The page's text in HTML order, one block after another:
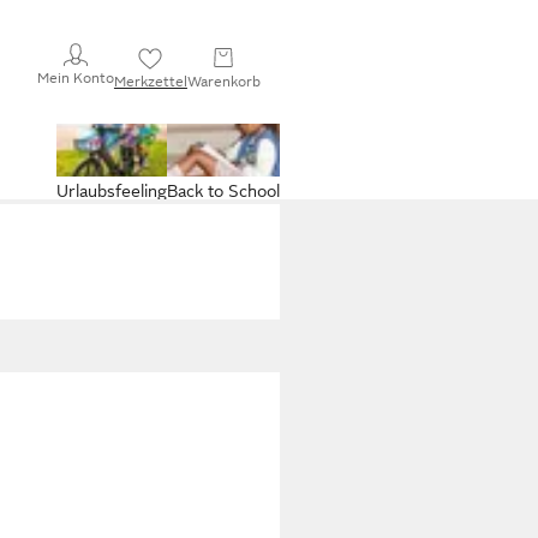
Mein KontoMerkzettelWarenkorb
Back to School
Urlaubsfeeling